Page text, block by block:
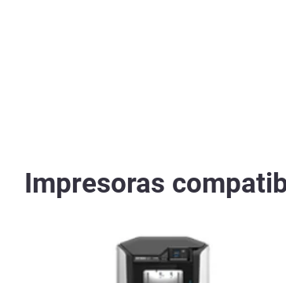
Impresoras